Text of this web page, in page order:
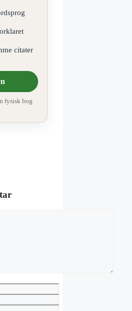
citater
fysisk bog